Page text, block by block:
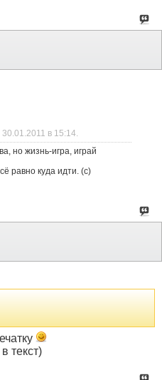
в 15:14.
но жизнь-игра, играй
равно куда идти. (с)
текст)